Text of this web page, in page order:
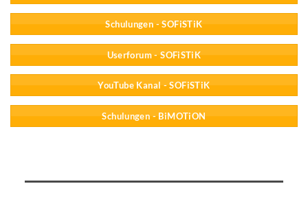
Schulungen - SOFiSTiK
Userforum - SOFiSTiK
YouTube Kanal - SOFiSTiK
Schulungen - BiMOTiON